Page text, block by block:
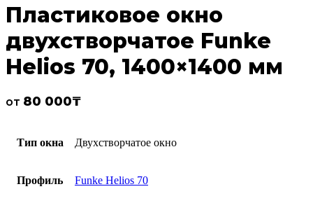
Пластиковое окно
двухстворчатое Funke
Helios 70, 1400×1400 мм
от 80 000₸
Тип окна Двухстворчатое окно
Профиль Funke Helios 70